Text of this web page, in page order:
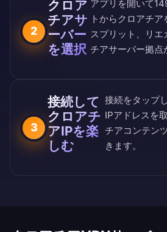
2
クロア
チアサ
ーバー
を選択
アプリを開いて
トからクロアチア
スプリット、リエ
チアサーバー拠点
3
接続して
クロアチ
アIPを楽
しむ
接続をタップ
IPアドレスを
チアコンテン
きます。